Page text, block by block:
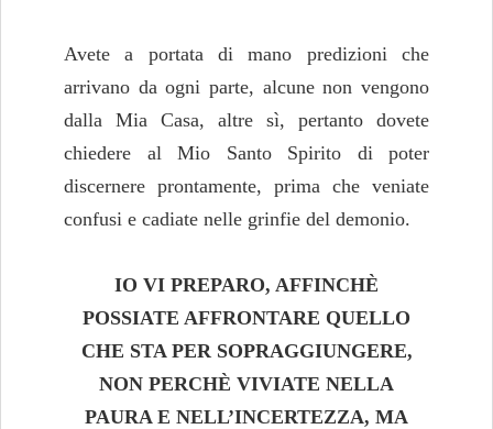
Avete a portata di mano predizioni che
arrivano da ogni parte, alcune non vengono
dalla Mia Casa, altre sì, pertanto dovete
chiedere al Mio Santo Spirito di poter
discernere prontamente, prima che veniate
confusi e cadiate nelle grinfie del demonio.
IO VI PREPARO, AFFINCHÈ
POSSIATE AFFRONTARE QUELLO
CHE STA PER SOPRAGGIUNGERE,
NON PERCHÈ VIVIATE NELLA
PAURA E NELL’INCERTEZZA, MA